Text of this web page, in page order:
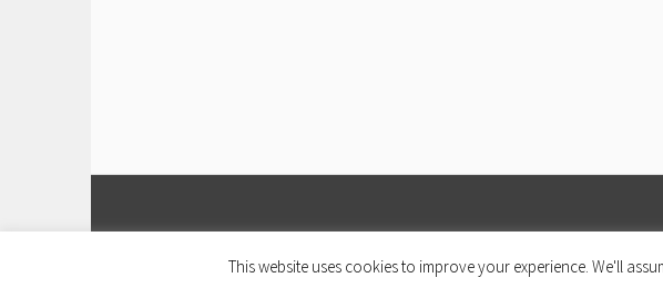
FIÈREMENT PROPULSÉ
This website uses cookies to improve your experience. We'll